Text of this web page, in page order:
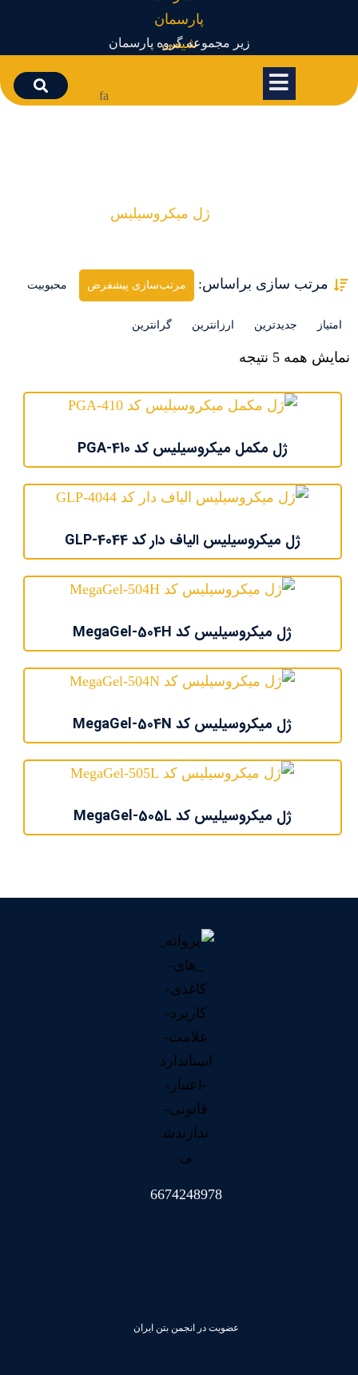
زیر مجموعه گروه پارسمان
fa
ژل میکروسیلیس
نمایش همه 5 نتیجه
مرتب سازی براساس: مرتب‌سازی پیشفرض محبوبیت
امتیاز جدیدترین ارزانترین گرانترین
ژل مکمل میکروسیلیس کد PGA-410
ژل میکروسیلیس الیاف دار کد GLP-4044
ژل میکروسیلیس کد MegaGel-504H
ژل میکروسیلیس کد MegaGel-504N
ژل میکروسیلیس کد MegaGel-505L
6674248978
عضویت در انجمن بتن ایران